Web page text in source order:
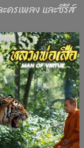
ครเพลง และซีรีส์